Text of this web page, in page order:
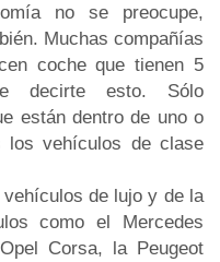
no se preocupe,
Muchas compañías
coche que tienen 5
decirte esto. Sólo
están dentro de uno o
los vehículos de clase
de lujo y de la
como el Mercedes
Corsa, la Peugeot